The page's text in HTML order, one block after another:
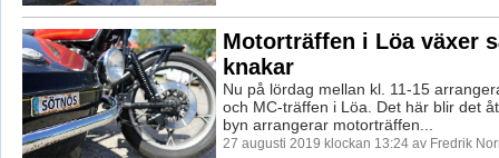
Motorträffen i Löa växer
knakar
Nu på lördag mellan kl. 11-15
och MC-träffen i Löa. Det här blir det
byn arrangerar motorträffen...
27 augusti 2019 klockan 13:24 av Fredrik